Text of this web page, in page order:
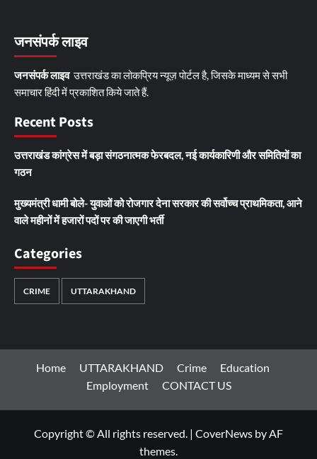
जनसंपर्क लाइव
जनसंपर्क लाइवउत्तराखंड का लोकप्रिय न्यूज़ पोर्टल है, जिसके माध्यम से सभी
समाचार हिंदी में प्रकाशित किये जाते हैं.
Recent Posts
उत्तराखंड कांग्रेस में बड़ा संगठनात्मक फेरबदल, नई कार्यकारिणी और समितियों का
गठन
मुख्यमंत्री धामी बोले- युवाओं को रोजगार देना सरकार की सर्वोच्च प्राथमिकता, आने
वाले महीनों में हजारों पदों पर की जाएगी भर्ती
Categories
CRIME UTTARAKHAND
Home UTTARAKHAND Crime
Education
Employment
CONTACT US
Copyright © All rights reserved. | CoverNews by AF
themes.